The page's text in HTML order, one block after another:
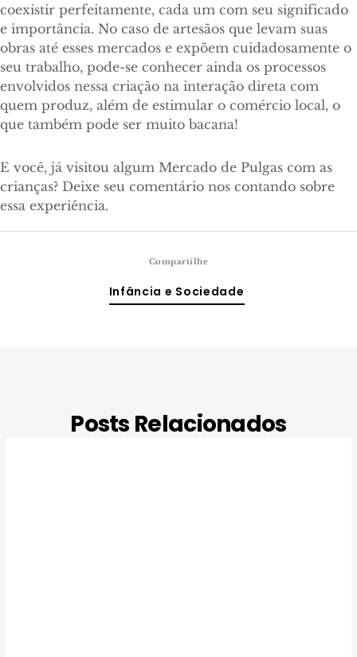
coexistir perfeitamente, cada um com seu significado
e importância. No caso de artesãos que levam suas
obras até esses mercados e expõem cuidadosamente o
seu trabalho, pode-se conhecer ainda os processos
envolvidos nessa criação na interação direta com
quem produz, além de estimular o comércio local, o
que também pode ser muito bacana!
E você, já visitou algum Mercado de Pulgas com as
crianças? Deixe seu comentário nos contando sobre
essa experiência.
Compartilhe
Infância e Sociedade
Posts Relacionados